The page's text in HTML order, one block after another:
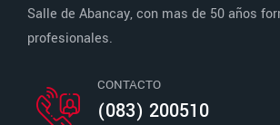
Salle de Abancay, con mas de 50 años
profesionales.
CONTACTO
(083) 200510